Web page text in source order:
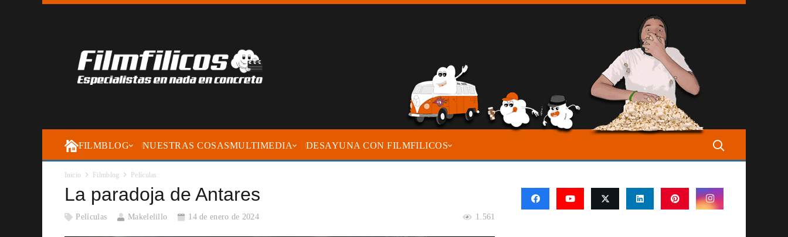
FILMBLOG NUESTRAS COSASMULTIMEDIA DESAYUNA CON FILMFILICOS
Inicio Filmblog Películas
La paradoja de Antares
Películas Makelelillo 14 de enero de 2024 1.561